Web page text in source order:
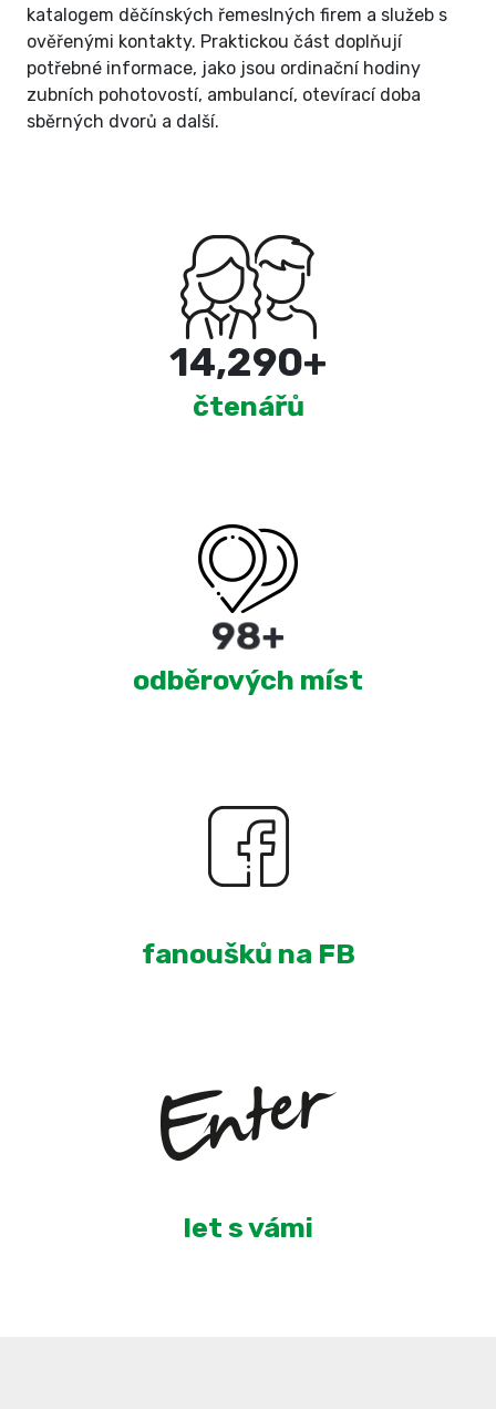
katalogem děčínských řemeslných firem a služeb s
ověřenými kontakty. Praktickou část doplňují
potřebné informace, jako jsou ordinační hodiny
zubních pohotovostí, ambulancí, otevírací doba
sběrných dvorů a další.
15,000+
čtenářů
180+
odběrových míst
fanoušků na FB
let s vámi